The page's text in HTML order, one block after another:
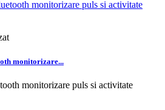
monitorizare...
monitorizare puls si activitate